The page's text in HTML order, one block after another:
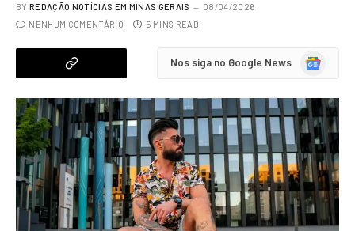
BY REDAÇÃO NOTÍCIAS EM MINAS GERAIS
08/04/2026
NENHUM COMENTÁRIO
5 MINS READ
Nos siga no Google News
Google